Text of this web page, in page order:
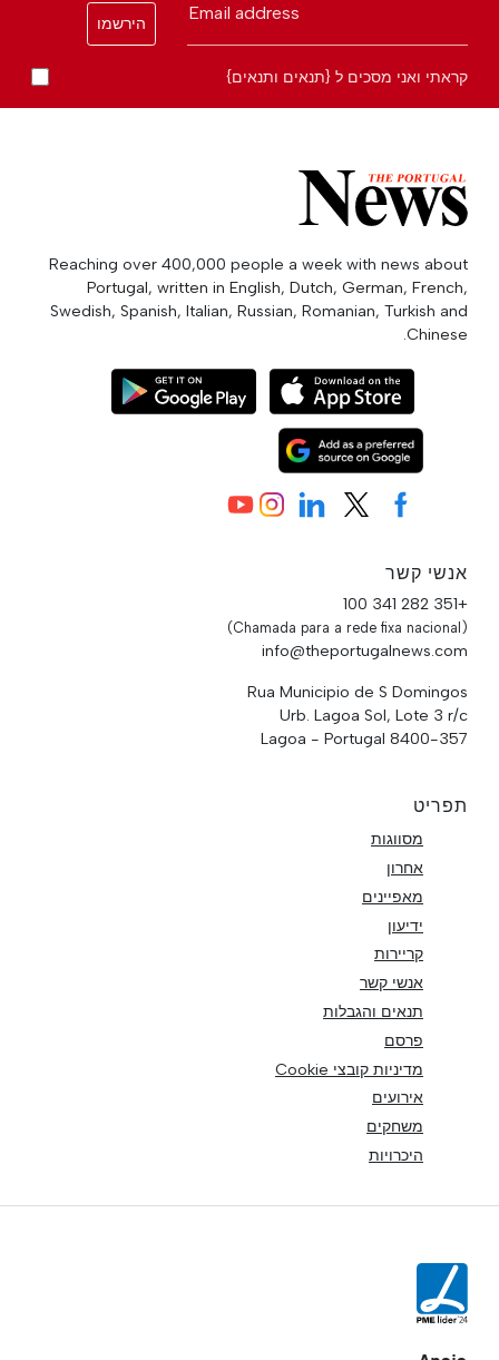
Email address
הירשמו
קראתי ואני מסכים ל {תנאים ותנאים}
Reaching over 400,000 people a week with news about
Portugal, written in English, Dutch, German, French,
Swedish, Spanish, Italian, Russian, Romanian, Turkish and
Chinese.
אנשי קשר
+351 282 341 100
(Chamada para a rede fixa nacional)
info@theportugalnews.com
Rua Municipio de S Domingos
Urb. Lagoa Sol, Lote 3 r/c
8400-357 Lagoa - Portugal
תפריט
מסווגות
אחרון
מאפיינים
ידיעון
קריירות
אנשי קשר
תנאים והגבלות
פרסם
מדיניות קובצי Cookie
אירועים
משחקים
היכרויות